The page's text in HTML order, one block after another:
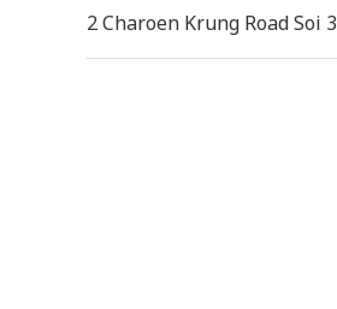
2 Charoen Krung Road Soi